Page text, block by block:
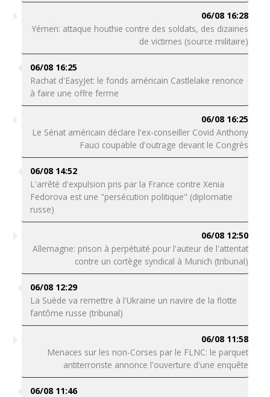
06/08 16:28
Yémen: attaque houthie contre des soldats, des dizaines
de victimes (source militaire)
06/08 16:25
Rachat d'EasyJet: le fonds américain Castlelake renonce
à faire une offre ferme
06/08 16:25
Le Sénat américain déclare l'ex-conseiller Covid Anthony
Fauci coupable d'outrage devant le Congrès
06/08 14:52
L'arrêté d'expulsion pris par la France contre Xenia
Fedorova est une "persécution politique" (diplomatie
russe)
06/08 12:50
Allemagne: prison à perpétuité pour l'auteur de l'attentat
contre un cortège syndical à Munich (tribunal)
06/08 12:29
La Suède va remettre à l'Ukraine un navire de la flotte
fantôme russe (tribunal)
06/08 11:58
Menaces sur les non-Corses par le FLNC: le parquet
antiterroriste annonce l'ouverture d'une enquête
06/08 11:46